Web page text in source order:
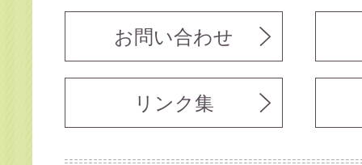
お問い合わせ
リンク集